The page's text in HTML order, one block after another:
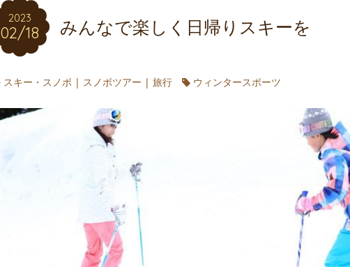
2023
02/18 みんなで楽しく日帰りスキーを
スキー・スノボ | スノボツアー |旅行 ウィンタースポーツ